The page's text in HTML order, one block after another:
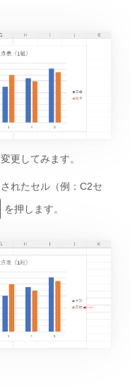
更してみます。
れたセル（例：C2セ
を押します。